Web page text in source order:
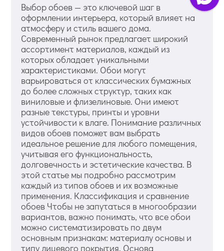
Выбор обоев — это ключевой шаг в
оформлении интерьера, который влияет на
атмосферу и стиль вашего дома.
Современный рынок предлагает широкий
ассортимент материалов, каждый из
которых обладает уникальными
характеристиками. Обои могут
варьироваться от классических бумажных
до более сложных структур, таких как
виниловые и флизелиновые. Они имеют
разные текстуры, принты и уровни
устойчивости к влаге. Понимание различных
видов обоев поможет вам выбрать
идеальное решение для любого помещения,
учитывая его функциональность,
долговечность и эстетические качества. В
этой статье мы подробно рассмотрим
каждый из типов обоев и их возможные
применения. Классификация и сравнение
обоев Чтобы не запутаться в многообразии
вариантов, важно понимать, что все обои
можно систематизировать по двум
основным признакам: материалу основы и
типу лицевого покрытия. Основа